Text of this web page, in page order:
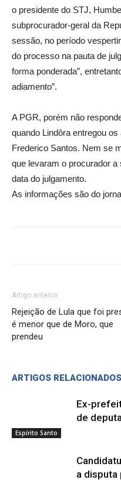
o presidente do STJ,
subprocurador-geral da
sessão, no período
do processo na pauta de
forma ponderada”,
adiamento”.
A PGR, porém não
quando Lindôra entregou
Frederico Santos. Nem se
que levaram o procurador
data do julgamento.
As informações são do
Artigo anterior
Rejeição de Lula que foi
é menor que de Moro, que
prendeu
ARTIGOS RELACIONADOS
Espírito Santo
Ex-
de
a disputa